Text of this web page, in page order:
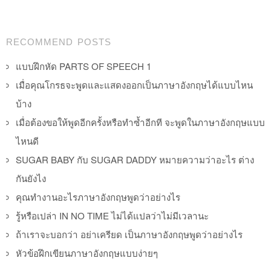
Post navigation
RECOMMEND POSTS
แบบฝึกหัด PARTS OF SPEECH 1
เมื่อคุณโกรธจะพูดและแสดงออกเป็นภาษาอังกฤษได้แบบไหน
บ้าง
เมื่อต้องขอให้พูดอีกครั้งหรือทำซ้ำอีกที จะพูดในภาษาอังกฤษแบบ
ไหนดี
SUGAR BABY กับ SUGAR DADDY หมายความว่าอะไร ต่าง
กันยังไง
คุณทำงานอะไรภาษาอังกฤษพูดว่าอย่างไร
รู้หรือเปล่า IN NO TIME ไม่ได้แปลว่าไม่มีเวลานะ
ถ้าเราจะบอกว่า อย่าเครียด เป็นภาษาอังกฤษพูดว่าอย่างไร
หัวข้อฝึกเขียนภาษาอังกฤษแบบง่ายๆ